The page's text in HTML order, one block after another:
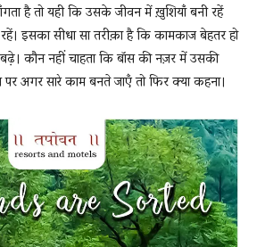
है तो यही कि उसके जीवन में ख़ुशियाँ बनी रहें
इसका सीधा सा तरीक़ा है कि कामकाज बेहतर हो
बढ़े। कौन नहीं चाहता कि बॉस की नज़र में उसकी
अगर सारे काम बनते जाएँ तो फिर क्या कहना।